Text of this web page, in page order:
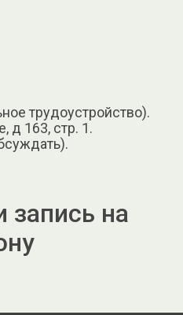
трудоустройство).
д 163, стр. 1.
на